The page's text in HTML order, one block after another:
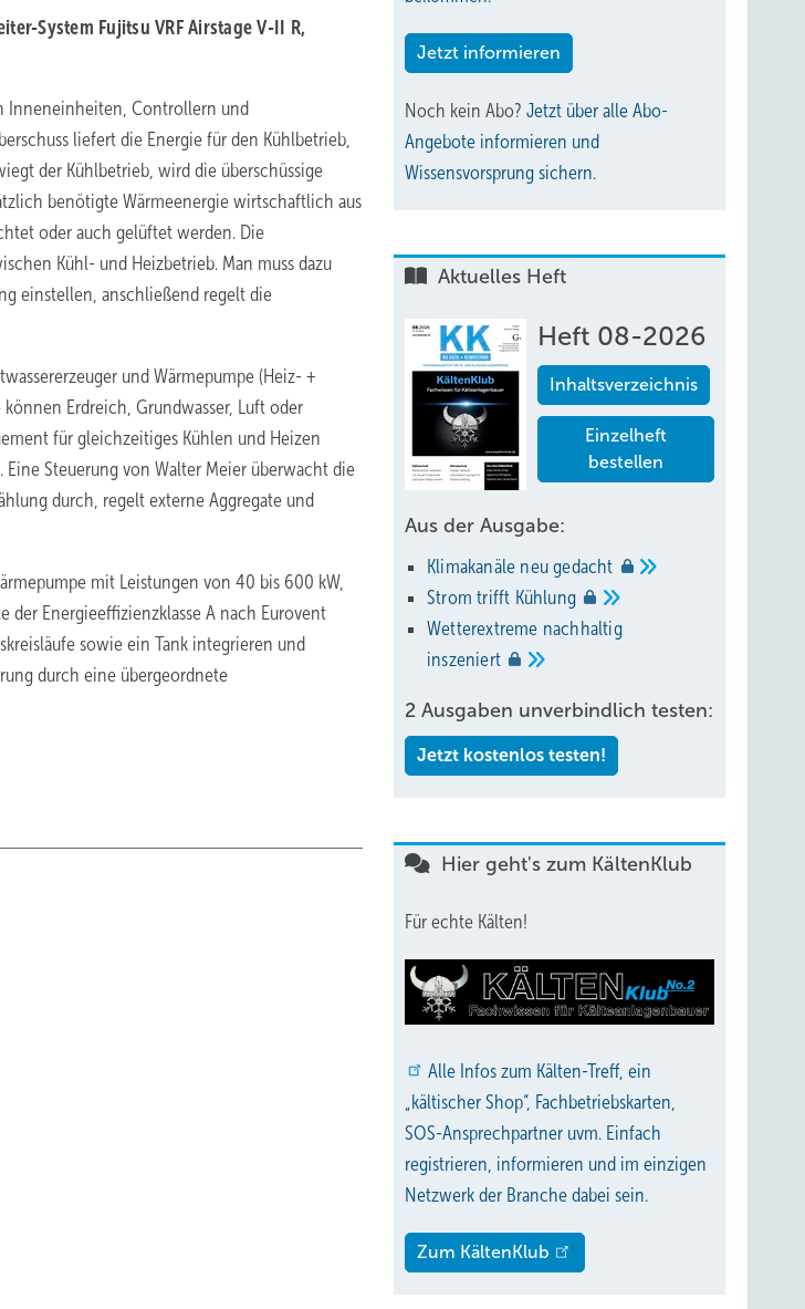
System Fujitsu VRF Airstage V-II R,
Inneneinheiten, Controllern und
liefert die Energie für den Kühlbetrieb,
der Kühlbetrieb, wird die überschüssige
benötigte Wärmeenergie wirtschaftlich aus
oder auch gelüftet werden. Die
Kühl- und Heizbetrieb. Man muss dazu
einstellen, anschließend regelt die
und Wärmepumpe (Heiz- +
Erdreich, Grundwasser, Luft oder
für gleichzeitiges Kühlen und Heizen
Steuerung von Walter Meier überwacht die
durch, regelt externe Aggregate und
mit Leistungen von 40 bis 600 kW,
der Energieeffizienzklasse A nach Eurovent
sowie ein Tank integrieren und
durch eine übergeordnete
Jetzt informieren
Noch kein Abo? Jetzt über alle Abo-
Angebote informieren und
Wissensvorsprung sichern.
Aktuelles Heft
Heft 08-2026
Inhaltsverzeichnis
Einzelheft
bestellen
Aus der Ausgabe:
Klimakanäle neugedacht
Strom trifft Kühlung
Wetterextreme nachhaltig
inszeniert
2 Ausgaben unverbindlich testen:
Jetzt kostenlos testen!
Hier geht's zum KältenKlub
Für echte Kälten!
Alle Infos zum Kälten-Treff, ein
„kältischer Shop“, Fachbetriebskarten,
SOS-Ansprechpartner uvm. Einfach
registrieren, informieren und im einzigen
Netzwerk der Branche dabei sein.
Zum KältenKlub